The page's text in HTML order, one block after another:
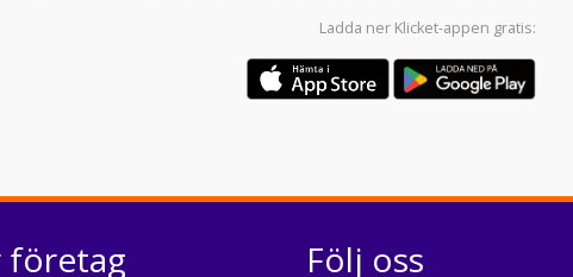
Ladda ner Klicket-appen gratis:
företag Följ oss